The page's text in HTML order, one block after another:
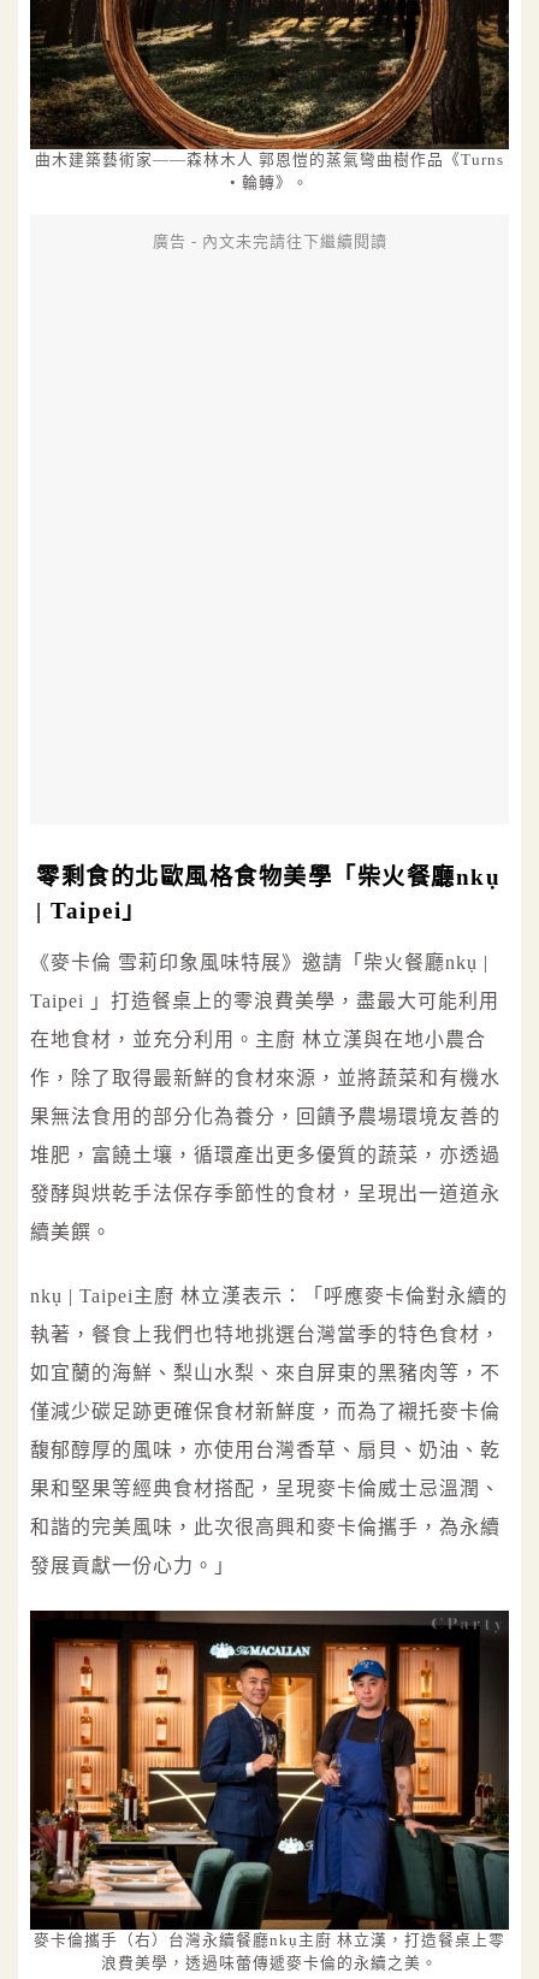
曲木建築藝術家——森林木人 郭恩愷的蒸氣彎曲樹作品《Turns
• 輪轉》。
廣告 - 內文未完請往下繼續閱讀
零剩食的北歐風格食物美學「柴火餐廳nkụ
| Taipei」
《麥卡倫 雪莉印象風味特展》邀請「柴火餐廳nkụ |
Taipei 」打造餐桌上的零浪費美學，盡最大可能利用
在地食材，並充分利用。主廚 林立漢與在地小農合
作，除了取得最新鮮的食材來源，並將蔬菜和有機水
果無法食用的部分化為養分，回饋予農場環境友善的
堆肥，富饒土壤，循環產出更多優質的蔬菜，亦透過
發酵與烘乾手法保存季節性的食材，呈現出一道道永
續美饌。
nkụ | Taipei主廚 林立漢表示：「呼應麥卡倫對永續的
執著，餐食上我們也特地挑選台灣當季的特色食材，
如宜蘭的海鮮、梨山水梨、來自屏東的黑豬肉等，不
僅減少碳足跡更確保食材新鮮度，而為了襯托麥卡倫
馥郁醇厚的風味，亦使用台灣香草、扇貝、奶油、乾
果和堅果等經典食材搭配，呈現麥卡倫威士忌溫潤、
和諧的完美風味，此次很高興和麥卡倫攜手，為永續
發展貢獻一份心力。」
麥卡倫攜手（右）台灣永續餐廳nkụ主廚 林立漢，打造餐桌上零
浪費美學，透過味蕾傳遞麥卡倫的永續之美。